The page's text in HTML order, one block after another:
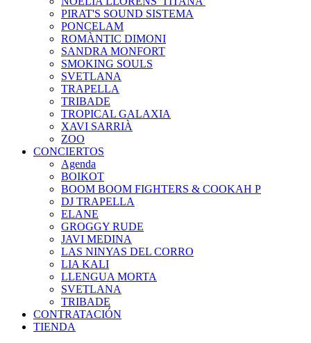
PIRAT'S SOUND SISTEMA
PONCELAM
ROMÀNTIC DIMONI
SANDRA MONFORT
SMOKING SOULS
SVETLANA
TRAPELLA
TRIBADE
TROPICAL GALAXIA
XAVI SARRIÀ
ZOO
CONCIERTOS
Agenda
BOIKOT
BOOM BOOM FIGHTERS & COOKAH P
DJ TRAPELLA
ELANE
GROGGY RUDE
JAVI MEDINA
LAS NINYAS DEL CORRO
LIA KALI
LLENGUA MORTA
SVETLANA
TRIBADE
CONTRATACIÓN
TIENDA